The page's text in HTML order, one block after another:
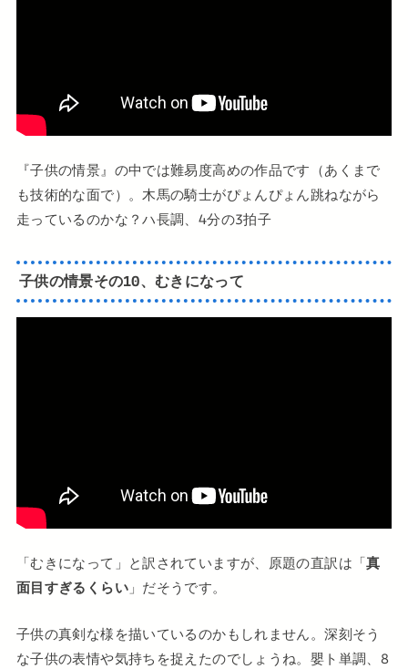
『子供の情景』の中では難易度高めの作品です（あくまで
も技術的な面で）。木馬の騎士がぴょんぴょん跳ねながら
走っているのかな？ハ長調、4分の3拍子
子供の情景その10、むきになって
「むきになって」と訳されていますが、原題の直訳は「真
面目すぎるくらい」だそうです。
子供の真剣な様を描いているのかもしれません。深刻そう
な子供の表情や気持ちを捉えたのでしょうね。嬰ト単調、8